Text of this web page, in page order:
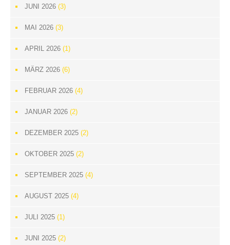
JUNI 2026 (3)
MAI 2026 (3)
APRIL 2026 (1)
MÄRZ 2026 (6)
FEBRUAR 2026 (4)
JANUAR 2026 (2)
DEZEMBER 2025 (2)
OKTOBER 2025 (2)
SEPTEMBER 2025 (4)
AUGUST 2025 (4)
JULI 2025 (1)
JUNI 2025 (2)